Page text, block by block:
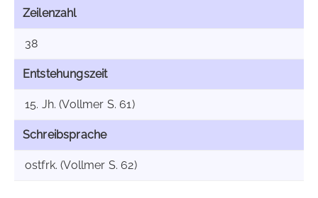
Zeilenzahl
38
Entstehungszeit
15. Jh. (Vollmer S. 61)
Schreibsprache
ostfrk. (Vollmer S. 62)